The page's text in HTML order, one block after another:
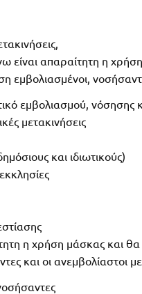
είναι απαραίτητη η
εμβολιασμού,
μετακινήσεις
και ιδιωτικούς)
η χρήση μάσκας και
και οι ανεμβολίαστοι